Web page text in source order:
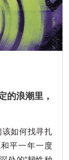
的浪潮里，
如何找寻扎
平一年一度